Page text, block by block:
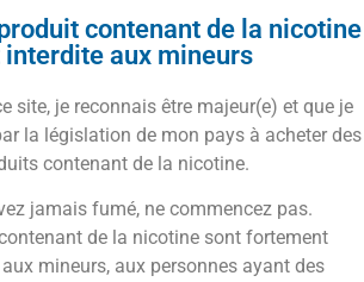
pour vos DIY. Nova mets tout
dans la fabrication de concentrés
se rapprochent des goûts
attention particulière à l’équilibre.
sont ni écœurants, ni trop sucrés.
contenant de la nicotine
interdite aux mineurs
site, je reconnais être majeur(e) et que je
la législation de mon pays à acheter des
contenant de la nicotine.
jamais fumé, ne commencez pas.
de la nicotine sont fortement
mineurs, aux personnes ayant des